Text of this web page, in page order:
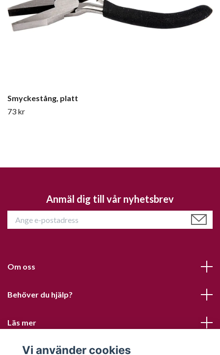
Smyckestång, platt
73 kr
Anmäl dig till vår nyhetsbrev
Om oss
Behöver du hjälp?
Läs mer
Sociala medier
Vi använder cookies